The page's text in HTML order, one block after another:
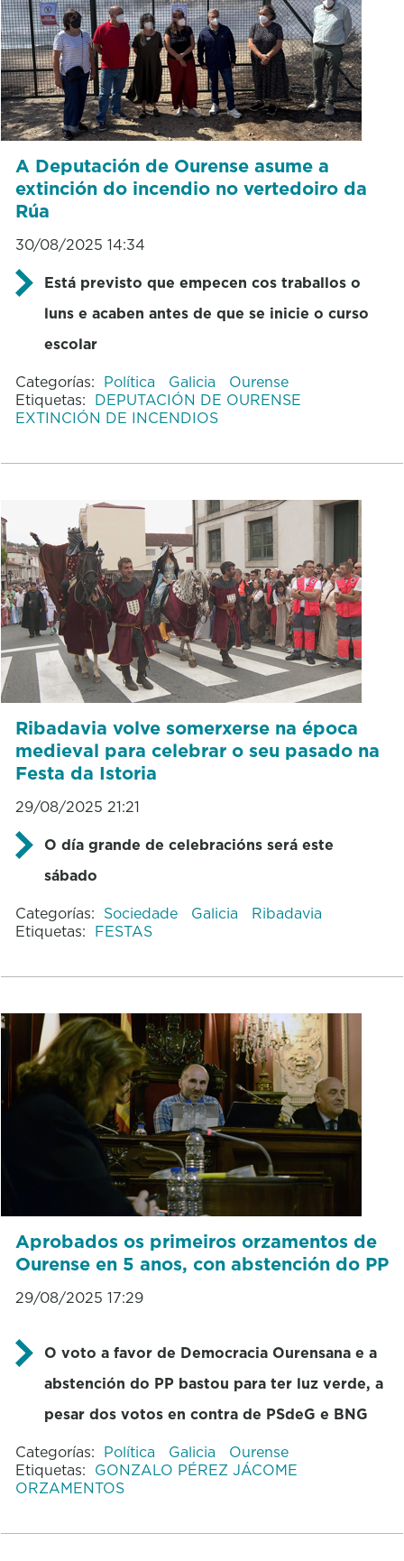
A Deputación de Ourense asume a
extinción do incendio no vertedoiro da
Rúa
30/08/2025 14:34
Está previsto que empecen cos traballos o
luns e acaben antes de que se inicie o curso
escolar
Categorías: Política Galicia
Ourense
Etiquetas: DEPUTACIÓN DE OURENSE
EXTINCIÓN DE INCENDIOS
Ribadavia volve somerxerse na época
medieval para celebrar o seu pasado na
Festa da Istoria
29/08/2025 21:21
O día grande de celebracións será este
sábado
Categorías: Sociedade Galicia
Ribadavia
Etiquetas: FESTAS
Aprobados os primeiros orzamentos de
Ourense en 5 anos, con abstención do PP
29/08/2025 17:29
O voto a favor de Democracia Ourensana e a
abstención do PP bastou para ter luz verde, a
pesar dos votos en contra de PSdeG e BNG
Categorías: Política Galicia
Ourense
Etiquetas: GONZALO PÉREZ JÁCOME
ORZAMENTOS